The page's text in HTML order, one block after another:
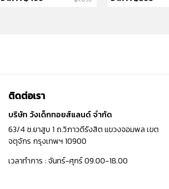
ติดต่อเรา
บริษัท วังเด็กทอยส์แลนด์ จำกัด
63/4 ซ.ยาสูบ 1 ถ.วิภาวดีรังสิต แขวงจอมพล เขต
จตุจักร กรุงเทพฯ 10900
เวลาทำการ : จันทร์-ศุกร์ 09.00-18.00